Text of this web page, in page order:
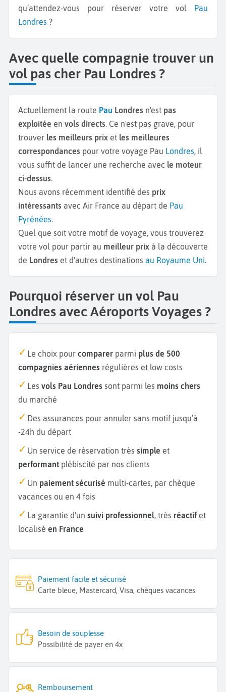
qu’attendez-vous pour réserver votre vol
Pau
Londres ?
Avec quelle compagnie trouver un
vol pas cher Pau Londres ?
Actuellement la route Pau Londres n'est pas
exploitée en vols directs. Ce n'est pas grave, pour
trouver les meilleurs prix et les meilleures
correspondances pour votre voyage Pau Londres, il
vous suffit de lancer une recherche avec le moteur
ci-dessus.
Nous avons récemment identifié des prix
intéressants avec Air France au départ de Pau
Pyrénées.
Quel que soit votre motif de voyage, vous trouverez
votre vol pour partir au meilleur prix à la découverte
de Londres et d'autres destinations au Royaume Uni.
Pourquoi réserver un vol Pau
Londres avec Aéroports Voyages ?
Le choix pour comparer parmi plus de 500
compagnies aériennes régulières et low costs
Les vols Pau Londres sont parmi les moins chers
du marché
Des assurances pour annuler sans motif jusqu’à
-24h du départ
Un service de réservation très simple et
performant plébiscité par nos clients
Un paiement sécurisé multi-cartes, par chèque
vacances ou en 4 fois
La garantie d'un suivi professionnel , très réactif et
localisé en France
Paiement facile et sécurisé
Carte bleue, Mastercard, Visa, chèques vacances
Besoin de souplesse
Possibilité de payer en 4x
Remboursement